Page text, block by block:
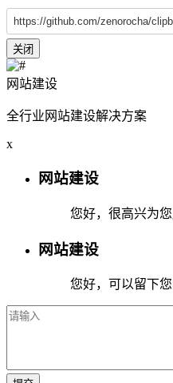
关闭
网站建设
全行业网站建设解决方案
x
网站建设
您好，很高兴为
网站建设
您好，可以留下